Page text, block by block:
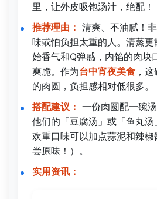
里，让外皮吸饱汤汁，绝配！
推荐理由： 清爽、不油腻！
味或怕负担太重的人。清蒸
始香气和Q弹感，内馅的肉块
爽脆。作为台中宵夜美食 ，
的肉圆，负担感相对低很多。
搭配建议： 一份肉圆配一碗
他们的「豆腐汤」或「鱼丸
欢重口味可以加点蒜泥和辣
尝原味！）。
实用资讯：